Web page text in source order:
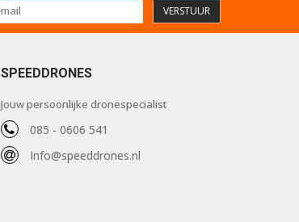
VERSTUUR
SPEEDDRONES
Jouw persoonlijke dronespecialist
085 - 0606 541
Info@speeddrones.nl